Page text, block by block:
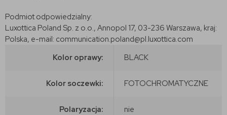
Podmiot odpowiedzialny:
Luxottica Poland Sp. z o.o., Annopol 17, 03-236 Warszawa, kraj:
Polska, e-mail: communication.poland@pl.luxottica.com
Kolor oprawy:
BLACK
Kolor soczewki: FOTOCHROMATYCZNE
Polaryzacja: nie